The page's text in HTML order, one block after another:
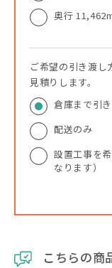
奥行
ご希望の引き渡
見積りします。
倉庫まで引
配送のみ
設置工事を
なります）
こちらの商